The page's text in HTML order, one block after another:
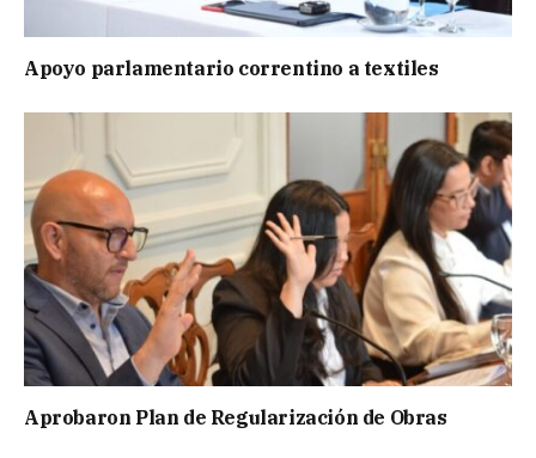
Apoyo parlamentario correntino a textiles
Aprobaron Plan de Regularización de Obras